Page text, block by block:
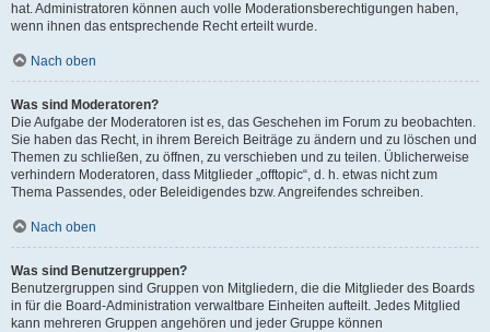
hat. Administratoren können auch volle Moderationsberechtigungen haben,
wenn ihnen das entsprechende Recht erteilt wurde.
Nach oben
Was sind Moderatoren?
Die Aufgabe der Moderatoren ist es, das Geschehen im Forum zu beobachten.
Sie haben das Recht, in ihrem Bereich Beiträge zu ändern und zu löschen und
Themen zu schließen, zu öffnen, zu verschieben und zu teilen. Üblicherweise
verhindern Moderatoren, dass Mitglieder „offtopic“, d. h. etwas nicht zum
Thema Passendes, oder Beleidigendes bzw. Angreifendes schreiben.
Nach oben
Was sind Benutzergruppen?
Benutzergruppen sind Gruppen von Mitgliedern, die die Mitglieder des Boards
in für die Board-Administration verwaltbare Einheiten aufteilt. Jedes Mitglied
kann mehreren Gruppen angehören und jeder Gruppe können